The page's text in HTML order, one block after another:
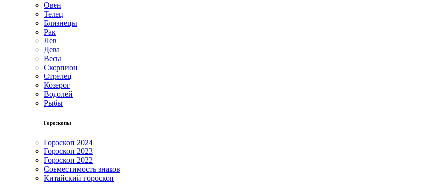
Овен
Телец
Близнецы
Рак
Лев
Дева
Весы
Скорпион
Стрелец
Козерог
Водолей
Рыбы
Гороскопы
Гороскоп 2024
Гороскоп 2023
Гороскоп 2022
Совместимость знаков
Китайский гороскоп